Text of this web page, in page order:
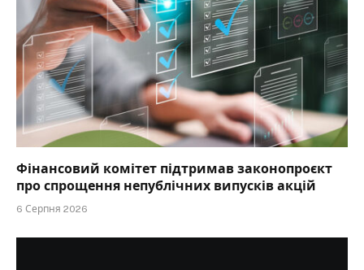
Фінансовий комітет підтримав законопроєкт
про спрощення непублічних випусків акцій
6 Серпня 2026